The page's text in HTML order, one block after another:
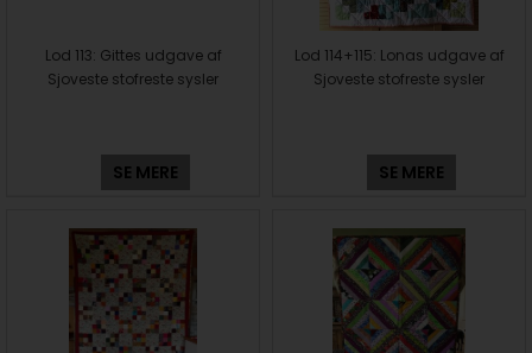
Lod 113: Gittes udgave af
Sjoveste stofreste sysler
SE MERE
Lod 114+115: Lonas udgave af
Sjoveste stofreste sysler
SE MERE